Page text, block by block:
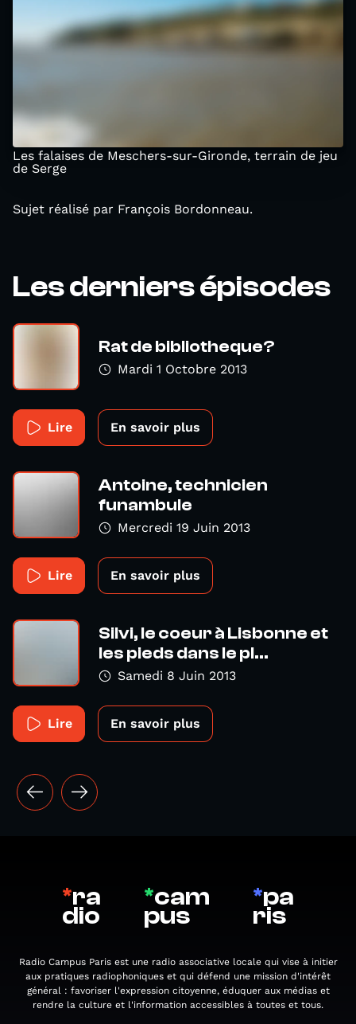
Les falaises de Meschers-sur-Gironde, terrain de jeu
de Serge
Sujet réalisé par François Bordonneau.
Les derniers épisodes
Rat de bibliotheque?
Mardi 1 Octobre 2013
Lire En savoir plus
Antoine, technicien
funambule
Mercredi 19 Juin 2013
Lire En savoir plus
Silvi, le coeur à Lisbonne et
les pieds dans le pl...
Samedi 8 Juin 2013
Lire En savoir plus
*ra
dio
*cam
pus
*pa
ris
Radio Campus Paris est une radio associative locale qui vise à initier
aux pratiques radiophoniques et qui défend une mission d'intérêt
général : favoriser l'expression citoyenne, éduquer aux médias et
rendre la culture et l'information accessibles à toutes et tous.